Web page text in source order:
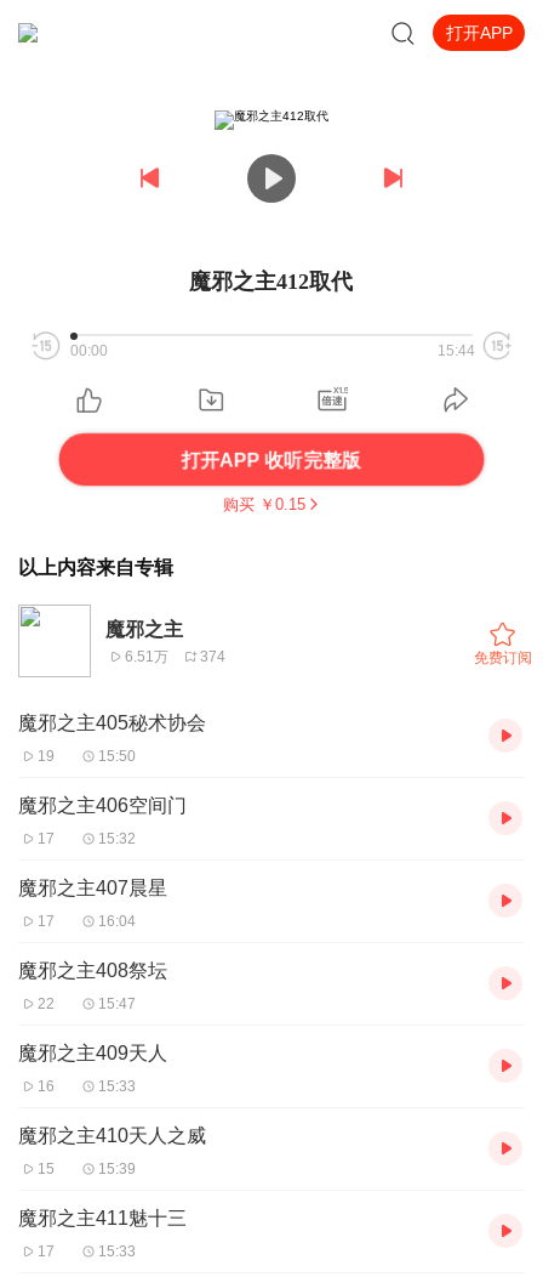
打开APP
魔邪之主412取代
00:00 15:44
打开APP 收听完整版
购买 ￥ 0.15
以上内容来自专辑
魔邪之主
6.51万 374 免费订阅
魔邪之主405秘术协会
19 15:50
魔邪之主406空间门
17 15:32
魔邪之主407晨星
17 16:04
魔邪之主408祭坛
22 15:47
魔邪之主409天人
16 15:33
魔邪之主410天人之威
15 15:39
魔邪之主411魅十三
17 15:33